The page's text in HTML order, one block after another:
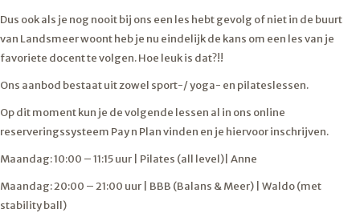
Dus ook als je nog nooit bij ons een les hebt gevolg of niet in de buurt
van Landsmeer woont heb je nu eindelijk de kans om een les van je
favoriete docent te volgen. Hoe leuk is dat?!!
Ons aanbod bestaat uit zowel sport-/ yoga- en pilateslessen.
Op dit moment kun je de volgende lessen al in ons online
reserveringssysteem Pay n Plan vinden en je hiervoor inschrijven.
Maandag: 10:00 – 11:15 uur | Pilates (all level)| Anne
Maandag: 20:00 – 21:00 uur | BBB (Balans & Meer) | Waldo (met
stability ball)